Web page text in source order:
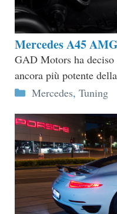
Mercedes A45
GAD Motors ha
ancora più potente
Categorie
Mercedes, Tuning